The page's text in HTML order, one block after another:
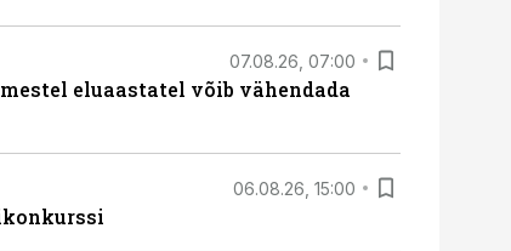
07.08.26, 07:00
eluaastatel võib vähendada
06.08.26, 15:00